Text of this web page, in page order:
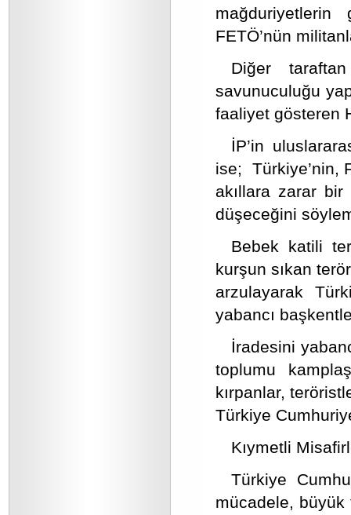
FETÖ’nün
Diğer
savunuculuğu
faaliyet gösteren
İP’in
ise; Türkiye’nin,
akıllara zarar bir
düşeceğini
Bebek katili
kurşun sıkan
arzulayarak
yabancı
İradesini
toplumu
kırpanlar,
Türkiye
Kıymetli
Türkiye
mücadele, büyük